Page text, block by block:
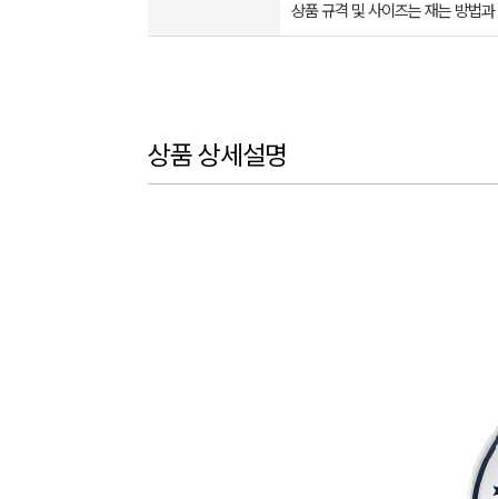
상품 규격 및 사이즈는 재는 방법
상품 상세설명